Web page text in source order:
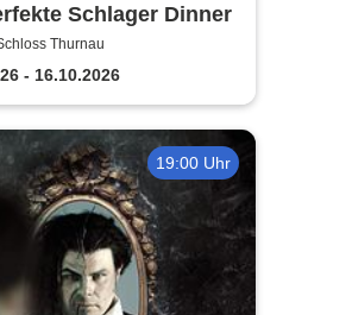
Schlager Dinner
Thurnau
- 16.10.2026
19:00 Uhr